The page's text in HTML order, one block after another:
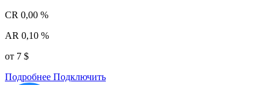
CR 0,00 %
AR 0,10 %
от 7 $
Подробнее Подключить